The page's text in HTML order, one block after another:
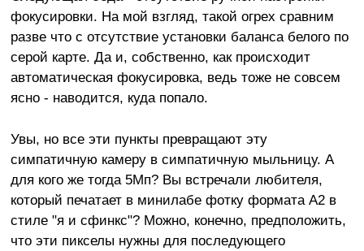
фокусировки. На мой взгляд, такой огрех сравним
разве что с отсутствие установки баланса белого по
серой карте. Да и, собственно, как происходит
автоматическая фокусировка, ведь тоже не совсем
ясно - наводится, куда попало.
Увы, но все эти пункты превращают эту
симпатичную камеру в симпатичную мыльницу. А
для кого же тогда 5Мп? Вы встречали любителя,
который печатает в минилабе фотку формата А2 в
стиле "я и сфинкс"? Можно, конечно, предположить,
что эти пикселы нужны для последующего